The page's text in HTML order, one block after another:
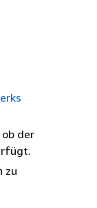
der
zu